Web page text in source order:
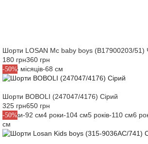
Шорти LOSAN Mc baby boys (B17900203/51)
180 грн360 грн
-50%
M6-6 місяців-68 см
Шорти BOBOLI (247047/4176) Сірий
325 грн650 грн
-50%
2 роки-92 см4 роки-104 см5 років-110 см6
см